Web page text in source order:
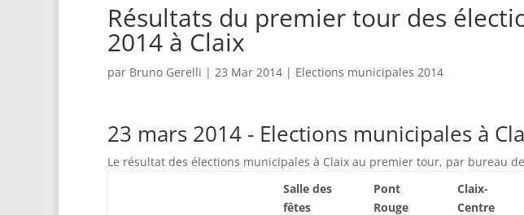
Résultats du premier tour des
2014 à Claix
par Bruno Gerelli | 23 Mar 2014 | Elections municipales 2014
23 mars 2014 - Elections municipales à
Le résultat des élections municipales à Claix au premier tour, par bureau
Salle des
fêtes
Pont
Rouge
Claix-
Centre